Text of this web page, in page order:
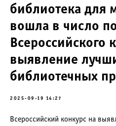
библиотека для
вошла в число
Всероссийского
выявление
библиотечных
2025-09-19 14:27
Всероссийский конкурс на